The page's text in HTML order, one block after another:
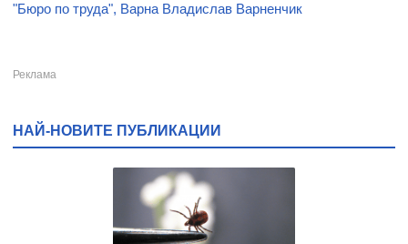
"Бюро по труда", Варна Владислав Варненчик
НАЙ-НОВИТЕ ПУБЛИКАЦИИ